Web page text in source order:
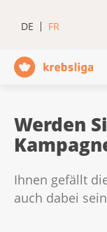
DE FR
Werden
Ihnen gefällt
auch dabei